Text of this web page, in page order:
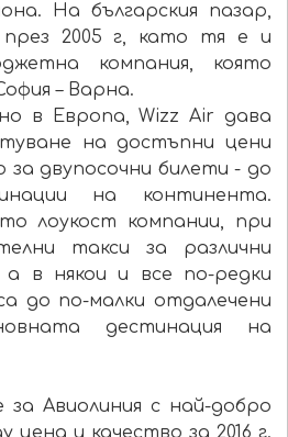
На българския пазар,
2005 г, като тя е и
компания, която
– Варна.
в Европа, Wizz Air дава
на достъпни цени
за двупосочни билети - до
на континента.
лоукост компании, при
такси за различни
а в някои и все по-редки
до по-малки отдалечени
дестинация на
за Авиолиния с най-добро
и качество за 2016 г.